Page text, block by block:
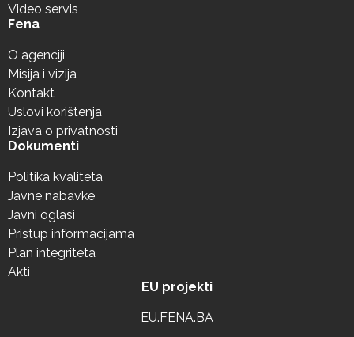
Video servis
Fena
O agenciji
Misija i vizija
Kontakt
Uslovi korištenja
Izjava o privatnosti
Dokumenti
Politika kvaliteta
Javne nabavke
Javni oglasi
Pristup informacijama
Plan integriteta
Akti
EU projekti
EU.FENA.BA